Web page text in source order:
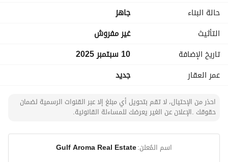
حالة البناء
جاهز
التأثيث
غير مفروش
تاريخ الإضافة
10 سبتمبر 2025
عمر العقار
جديد
احذر من الإحتيال، لا تقم بتحويل أي مبلغ إلا عبر القنوات الرسمية لضمان
حقوقك .الإعلان عن الغير يعرضك للمساءلة القانونية.
اسم المُعلن:Gulf Aroma Real Estate